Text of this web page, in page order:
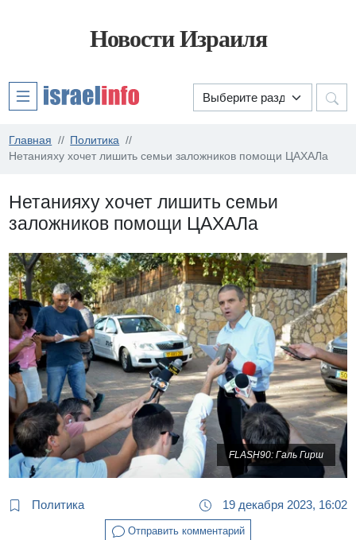
Новости Израиля
Главная
Политика
Нетанияху хочет лишить семьи заложников помощи ЦАХАЛа
Нетанияху хочет лишить семьи
заложников помощи ЦАХАЛа
FLASH90: Галь Гирш
Политика 19 декабря 2023, 16:02
Отправить комментарий